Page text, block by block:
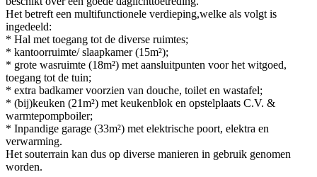
Het betreft een multifunctionele verdieping,welke als volgt is
ingedeeld:
* Hal met toegang tot de diverse ruimtes;
* kantoorruimte/ slaapkamer (15m²);
* grote wasruimte (18m²) met aansluitpunten voor het witgoed,
toegang tot de tuin;
* extra badkamer voorzien van douche, toilet en wastafel;
* (bij)keuken (21m²) met keukenblok en opstelplaats C.V. &
warmtepompboiler;
* Inpandige garage (33m²) met elektrische poort, elektra en
verwarming.
Het souterrain kan dus op diverse manieren in gebruik genomen
worden.